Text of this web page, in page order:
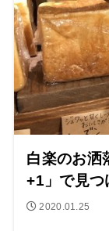
白楽のお
+1」で見つ
2020.01.25